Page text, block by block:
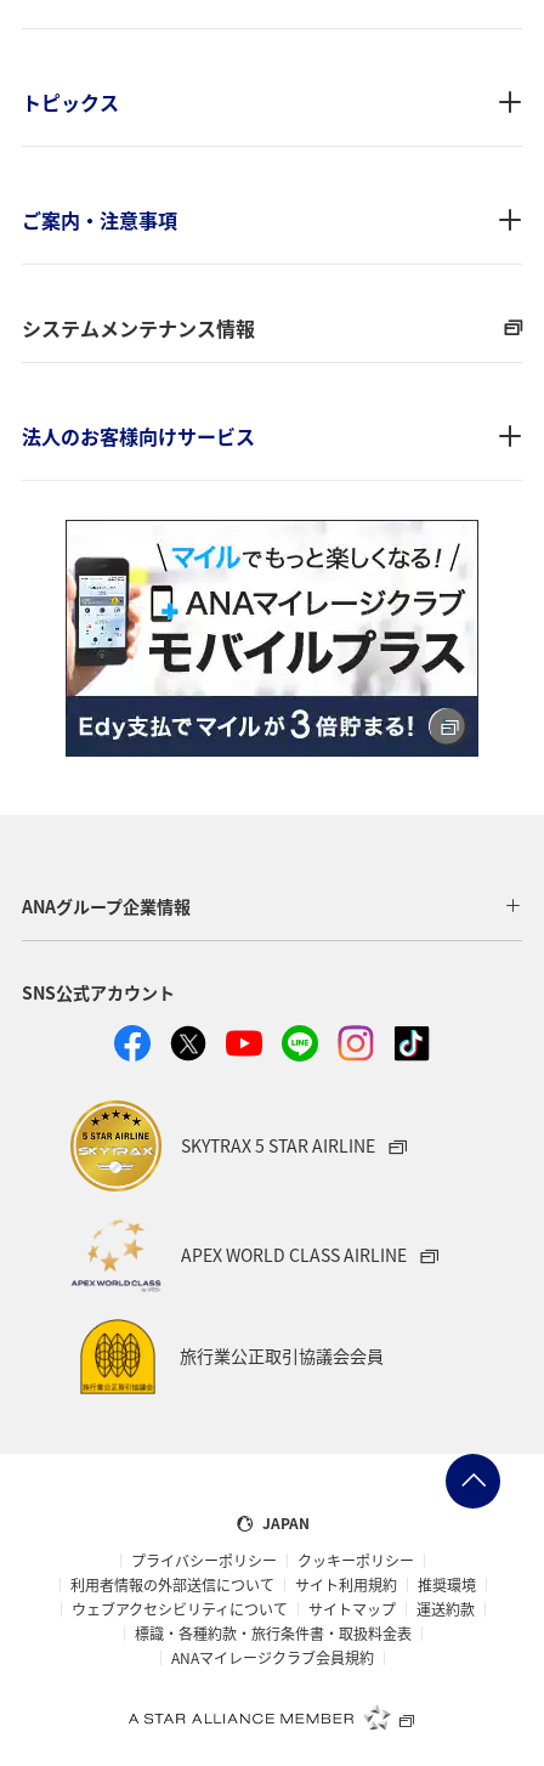
トピックス
ご案内・注意事項
システムメンテナンス情報
法人のお客様向けサービス
ANAグループ企業情報
SNS公式アカウント
SKYTRAX 5 STAR AIRLINE
APEX WORLD CLASS AIRLINE
旅行業公正取引協議会会員
JAPAN
プライバシーポリシー
クッキーポリシー
利用者情報の外部送信について
サイト利用規約
推奨環境
ウェブアクセシビリティについて
サイトマップ
運送約款
標識・各種約款・旅行条件書・取扱料金表
ANAマイレージクラブ会員規約